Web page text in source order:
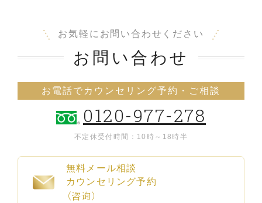
お気軽にお問い合わせください
お問い合わせ
お電話でカウンセリング予約・ご相談
0120-977-278
不定休 受付時間：10時～18時半
無料メール相談
カウンセリング予約
（咨询）